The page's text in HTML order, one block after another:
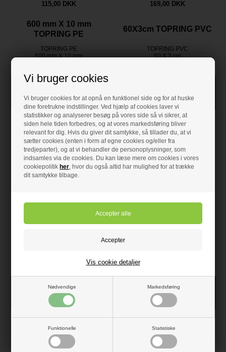
Vi bruger cookies
Vi bruger cookies for at opnå en funktionel side og for at huske
dine foretrukne indstillinger. Ved hjælp af cookies laver vi
statistikker og analyserer besøg på vores side så vi sikrer, at
siden hele tiden forbedres, og at vores markedsføring bliver
relevant for dig. Hvis du giver dit samtykke, så tillader du, at vi
sætter cookies (enten i form af egne cookies og/eller fra
tredjeparter), og at vi behandler de personoplysninger, som
indsamles via de cookies. Du kan læse mere om cookies i vores
cookiepolitikher , hvor du også altid har mulighed for at trække
dit samtykke tilbage.
Nødvendige Markedsføring
Funktionelle Statistiske
Vis cookie detaljer
115,00 DKK
600 mm X 10 mm
TOPRING PE
TOPRING PE
600 mm X 10 mm
169,00 DKK
60X3cm TOPRING PVC
TOPRING PVC
60 X 3 cm
29,00 DKK
ASFALTSTOPPER
275,00 DKK
Duco 320 X 100 mm
På lager